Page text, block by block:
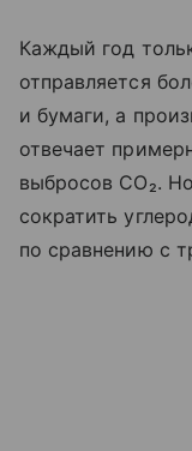
Каждый год
отправляется
и бумаги, а
отвечает
выбросов CO₂.
сократить
по сравнению с